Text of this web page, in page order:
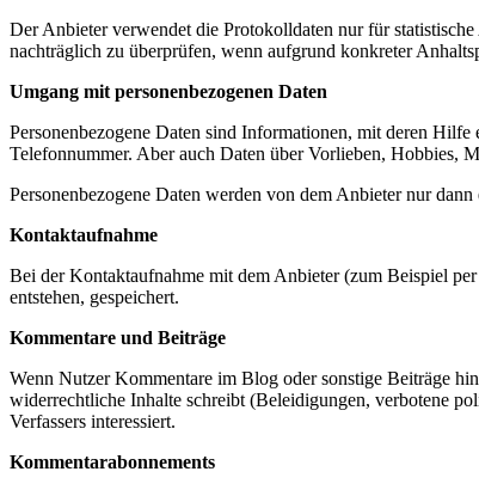
Der Anbieter verwendet die Protokolldaten nur für
nachträglich zu überprüfen, wenn aufgrund konkreter
Umgang mit personenbezogenen Daten
Personenbezogene Daten sind Informationen, mit deren
Telefonnummer. Aber auch Daten über Vorlieben, Hobbies,
Personenbezogene Daten werden von dem Anbieter nur
Kontaktaufnahme
Bei der Kontaktaufnahme mit dem Anbieter (zum Beispiel
entstehen, gespeichert.
Kommentare und Beiträge
Wenn Nutzer Kommentare im Blog oder sonstige Beiträge
widerrechtliche Inhalte schreibt (Beleidigungen, verbotene
Verfassers interessiert.
Kommentarabonnements